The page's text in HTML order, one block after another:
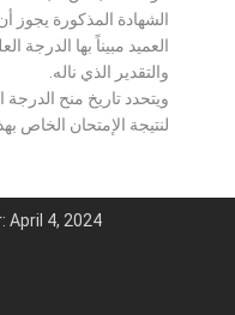
الشهادة المذكورة يجوز
العميد مبيناً بها الدرجة
والتقدير الذي ناله.
ويتحدد تاريخ منح الدرجة
لنتيجة الإمتحان الخاص
April 4, 2024